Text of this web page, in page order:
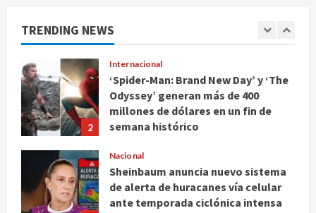
TRENDING NEWS
2
‘Spider-Man: Brand New Day’ y ‘The
Odyssey’ generan más de 400
millones de dólares en un fin de
semana histórico
agosto 5, 2026
3
Sheinbaum anuncia nuevo sistema
de alerta de huracanes vía celular
ante temporada ciclónica intensa
agosto 5, 2026